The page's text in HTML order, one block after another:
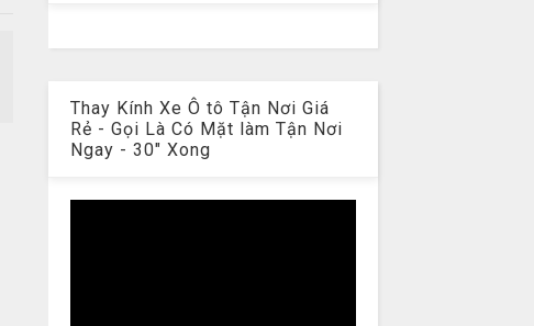
Thay Kính Xe Ô tô Tận Nơi Giá
Rẻ - Gọi Là Có Mặt làm Tận Nơi
Ngay - 30" Xong